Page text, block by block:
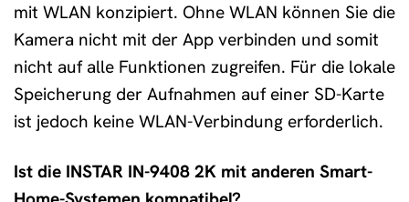
mit WLAN konzipiert. Ohne WLAN können Sie die
Kamera nicht mit der App verbinden und somit
nicht auf alle Funktionen zugreifen. Für die lokale
Speicherung der Aufnahmen auf einer SD-Karte
ist jedoch keine WLAN-Verbindung erforderlich.
Ist die INSTAR IN-9408 2K mit anderen Smart-